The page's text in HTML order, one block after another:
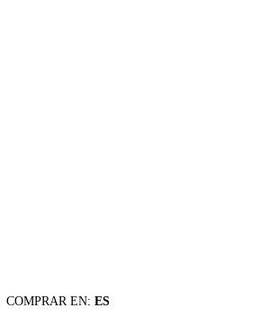
COMPRAR EN: ES